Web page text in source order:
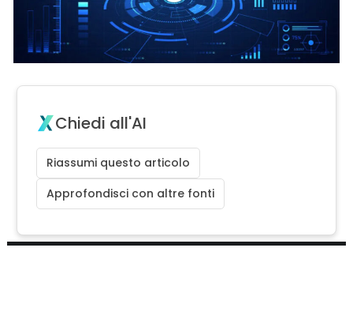
Chiedi all'AI
Riassumi questo articolo
Approfondisci con altre fonti